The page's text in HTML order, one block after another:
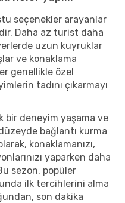
seçenekler arayanlar
Daha az turist daha
uzun kuyruklar
ve konaklama
genellikle özel
tadını çıkarmayı
bir deneyim yaşama ve
bağlantı kurma
konaklamanızı,
yaparken daha
sezon, popüler
ilk tercihlerini alma
son dakika